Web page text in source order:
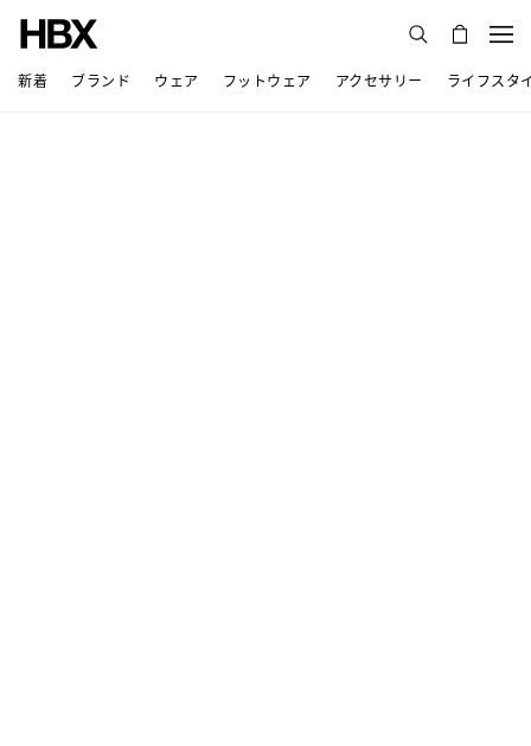
新着 ブランド ウェア フットウェア アクセサリー ライフスタ